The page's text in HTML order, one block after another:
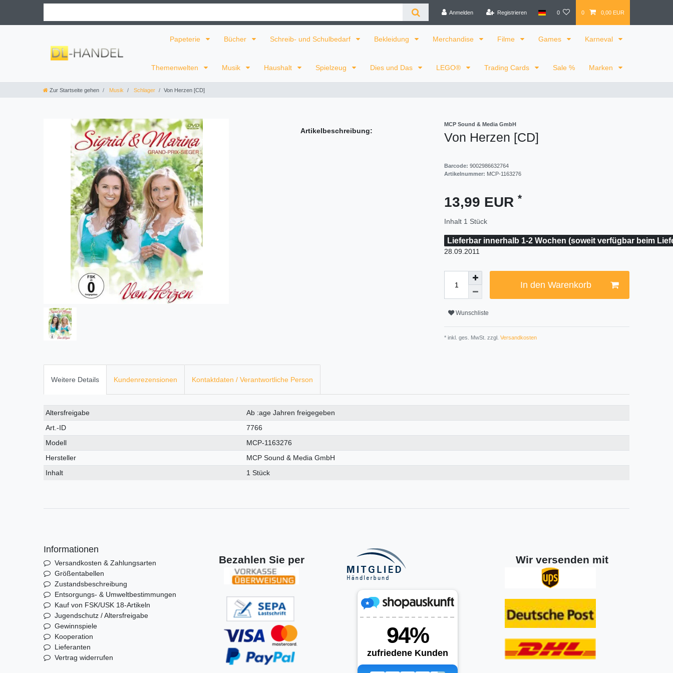
Anmelden Registrieren 0 0 0,00 EUR
Papeterie Bücher Schreib- und Schulbedarf Bekleidung Merchandise Filme Games Karneval
Themenwelten Musik Haushalt Spielzeug Dies und Das LEGO® Trading Cards Sale % Marken
Zur Startseite gehen Musik Schlager Von Herzen [CD]
Artikelbeschreibung:
MCP Sound & Media GmbH
Von Herzen [CD]
Barcode: 9002986632764
Artikelnummer: MCP-1163276
13,99 EUR *
Inhalt 1 Stück
Lieferbar innerhalb 1-2 Wochen (soweit verfügbar beim
28.09.2011
In den Warenkorb
Wunschliste
* inkl. ges. MwSt. zzgl. Versandkosten
Weitere Details Kundenrezensionen Kontaktdaten / Verantwortliche Person
Technisches
Merkmal
Wert
Altersfreigabe
Ab :age Jahren freigegeben
Art.-ID
7766
Modell
MCP-1163276
Hersteller
MCP Sound & Media GmbH
Inhalt
1 Stück
Informationen
Versandkosten & Zahlungsarten
Größentabellen
Zustandsbeschreibung
Entsorgungs- & Umweltbestimmungen
Kauf von FSK/USK 18-Artikeln
Jugendschutz / Altersfreigabe
Gewinnspiele
Kooperation
Lieferanten
Vertrag widerrufen
Bezahlen Sie per Wir versenden mit